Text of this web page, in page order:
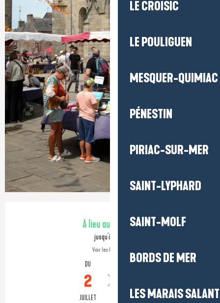
LE CROISIC
LE POULIGUEN
MESQUER-QUIMIAC
PÉNESTIN
PIRIAC-SUR-MER
SAINT-LYPHARD
SAINT-MOLF
BORDS DE MER
LES MARAIS
Ouverture et coordonnées
A lieu aujourd'hui
jusqu'à 18:30
Voir les horaires
DU
2
JUILLET
AU
AOÛT